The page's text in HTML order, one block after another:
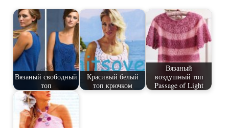
Вязаный свободный
топ
Красивый белый
топ крючком
Вязаный
воздушный топ
Passage of Light